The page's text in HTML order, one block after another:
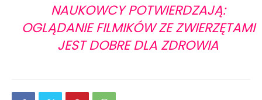
NAUKOWCY POTWIERDZAJĄ:
OGLĄDANIE FILMIKÓW ZE ZWIERZĘTAMI
JEST DOBRE DLA ZDROWIA